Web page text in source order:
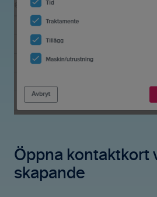
Öppna kontaktkort
skapande